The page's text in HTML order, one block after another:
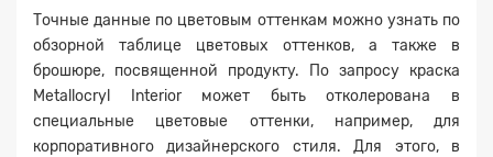
Точные данные по цветовым оттенкам можно узнать по
обзорной таблице цветовых оттенков, а также в
брошюре, посвященной продукту. По запросу краска
Metallocryl Interior может быть отколерована в
специальные цветовые оттенки, например, для
корпоративного дизайнерского стиля. Для этого, в